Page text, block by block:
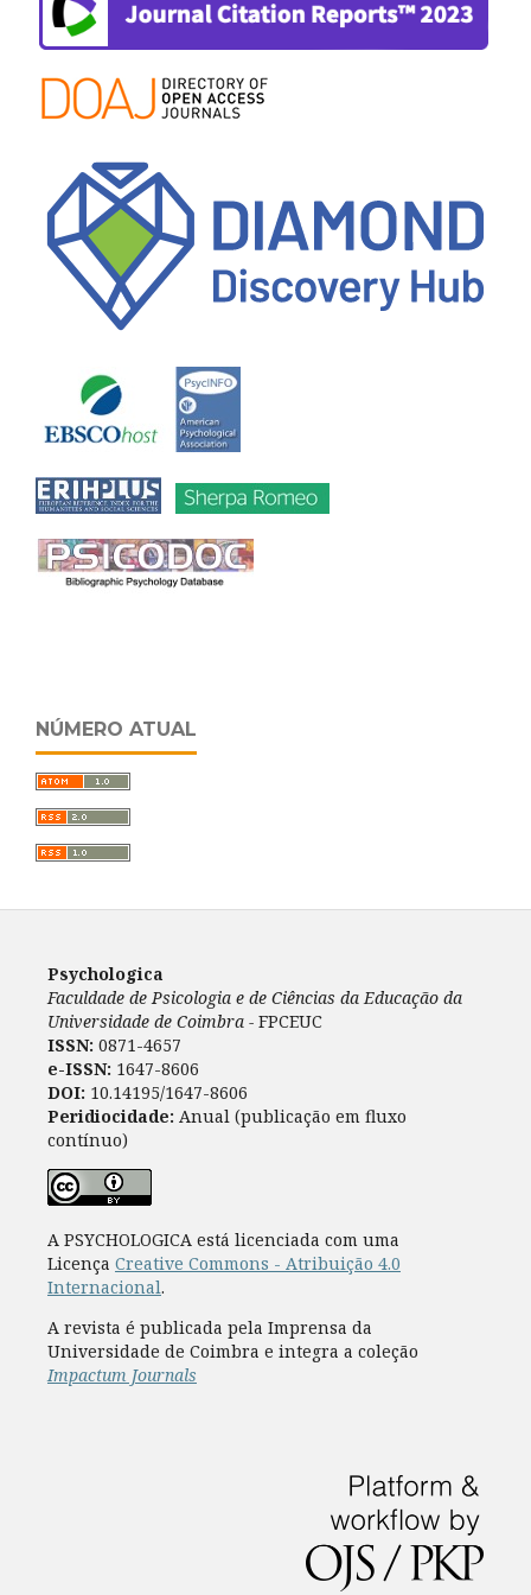
NÚMERO ATUAL
Psychologica
Faculdade de Psicologia e de Ciências da Educação da
Universidade de Coimbra - FPCEUC
ISSN: 0871-4657
e-ISSN: 1647-8606
DOI: 10.14195/1647-8606
Peridiocidade: Anual (publicação em fluxo
contínuo)
A PSYCHOLOGICA está licenciada com uma
Licença Creative Commons - Atribuição 4.0
Internacional.
A revista é publicada pela Imprensa da
Universidade de Coimbra e integra a coleção
Impactum Journals